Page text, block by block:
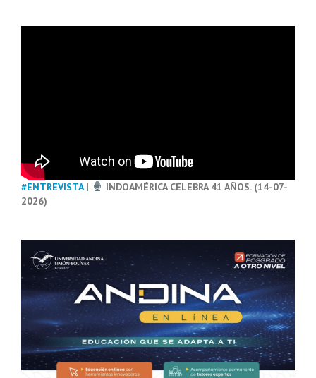
#ENTREVISTA|
INDOAMÉRICA CELEBRA 41 AÑOS. (14-07-
2026)